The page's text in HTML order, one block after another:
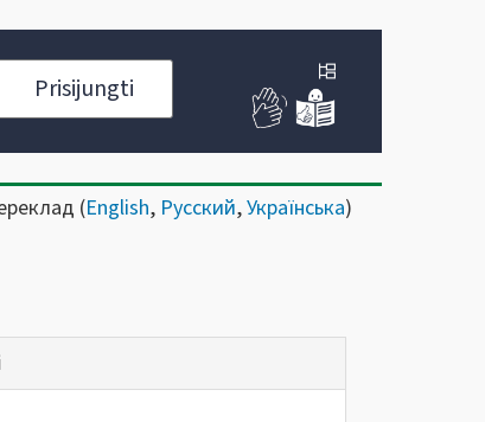
Prisijungti
(English, Русский,Українська)